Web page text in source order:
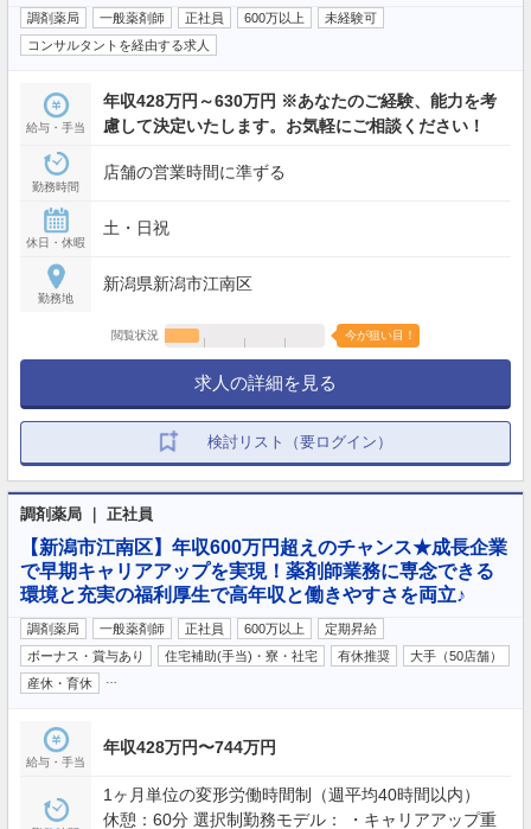
調剤薬局 一般薬剤師 正社員 600万以上
未経験可
コンサルタントを経由する求人
給与・手当
年収428万円～630万円 ※あなたのご経験、能力を考
慮して決定いたします。お気軽にご相談ください！
勤務時間
店舗の営業時間に準ずる
休日・休暇
土・日祝
勤務地
新潟県新潟市江南区
閲覧状況 今が狙い目！
求人の詳細を見る
検討リスト（要ログイン）
調剤薬局 ｜ 正社員
【新潟市江南区】年収600万円超えのチャンス★成長企業
で早期キャリアアップを実現！薬剤師業務に専念できる
環境と充実の福利厚生で高年収と働きやすさを両立♪
調剤薬局 一般薬剤師 正社員 600万以上
定期昇給
ボーナス・賞与あり
住宅補助(手当)・寮・社宅 有休推奨
大手（50店舗）
産休・育休
給与・手当
年収428万円〜744万円
1ヶ月単位の変形労働時間制（週平均40時間以内）
休憩：60分 選択制勤務モデル： ・キャリアアップ重